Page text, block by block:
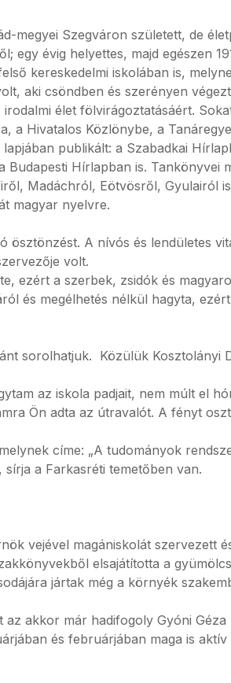
megyei Szegváron született, de
egy évig helyettes, majd egészen
kereskedelmi iskolában is,
aki csöndben és szerényen
élet fölvirágoztatásáért.
a Hivatalos Közlönybe, a
publikált: a Szabadkai
Budapesti Hírlapban is. Tankönyvei
Madáchról, Eötvösről, Gyulairól
magyar nyelvre.
A nívós és lendületes
volt.
ezért a szerbek, zsidók és
és megélhetés nélkül hagyta,
sorolhatjuk. Közülük Kosztolányi
az iskola padjait, nem múlt el
Ön adta az útravalót. A fényt
címe: „A tudományok
a Farkasréti temetőben van.
vejével magániskolát szervezett
elsajátította a
jártak még a környék
akkor már hadifogoly Gyóni
és februárjában maga is